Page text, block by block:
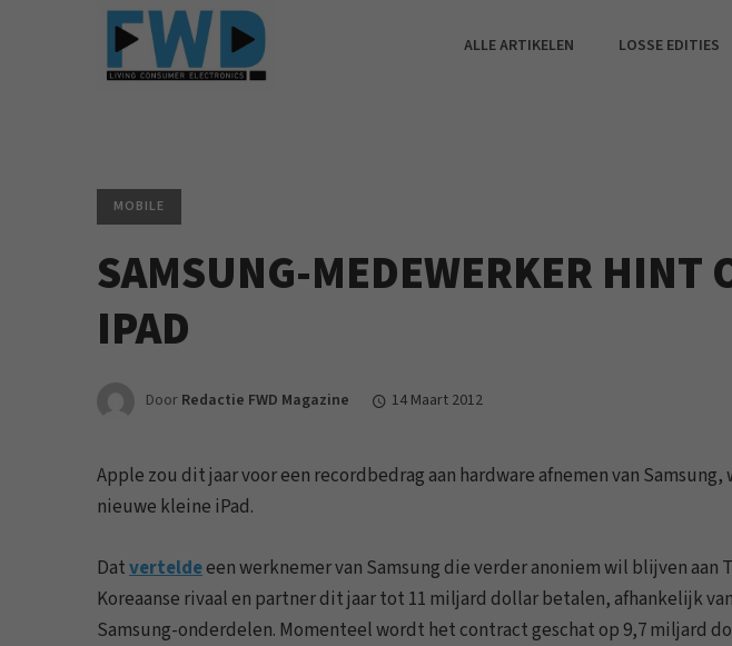
ALLE ARTIKELEN LOSSE EDITIES
MOBILE
SAMSUNG-MEDEWERKER HINT
IPAD
Door Redactie FWD Magazine 14 Maart 2012
Apple zou dit jaar voor een recordbedrag aan hardware afnemen van
nieuwe kleine iPad.
Datverteldeeen werknemer van Samsung die verder anoniem wil blijven aan
Koreaanse rivaal en partner dit jaar tot 11 miljard dollar betalen, afhankelijk
Samsung-onderdelen. Momenteel wordt het contract geschat op 9,7 miljard